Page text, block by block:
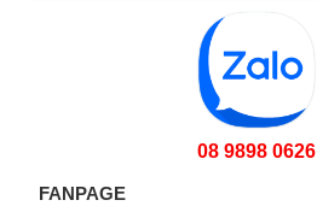
08 9898 0626
FANPAGE